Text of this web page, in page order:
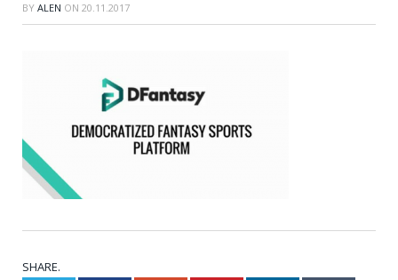
BY ALEN ON 20.11.2017
SHARE.